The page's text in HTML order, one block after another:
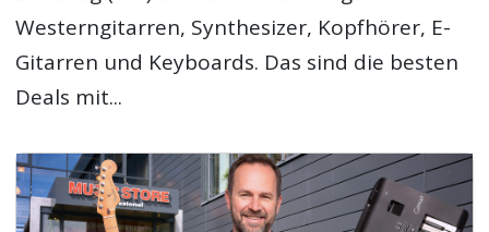
Westerngitarren, Synthesizer, Kopfhörer, E-
Gitarren und Keyboards. Das sind die besten
Deals mit...